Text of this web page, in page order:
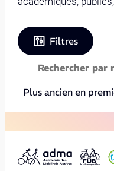
Filtres
Plus ancien en